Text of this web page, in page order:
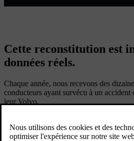
Cette reconstitution est
données réels.
Chaque année, nous recevons des
conducteurs ayant survécu à un accident
leur Volvo.
première fois, un accident est raconté
véhicule.